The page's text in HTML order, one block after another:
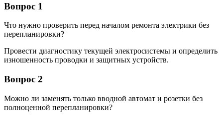
Вопрос 1
Что нужно проверить перед началом ремонта электрики без
перепланировки?
Провести диагностику текущей электросистемы и определить
изношенность проводки и защитных устройств.
Вопрос 2
Можно ли заменять только вводной автомат и розетки без
полноценной перепланировки?